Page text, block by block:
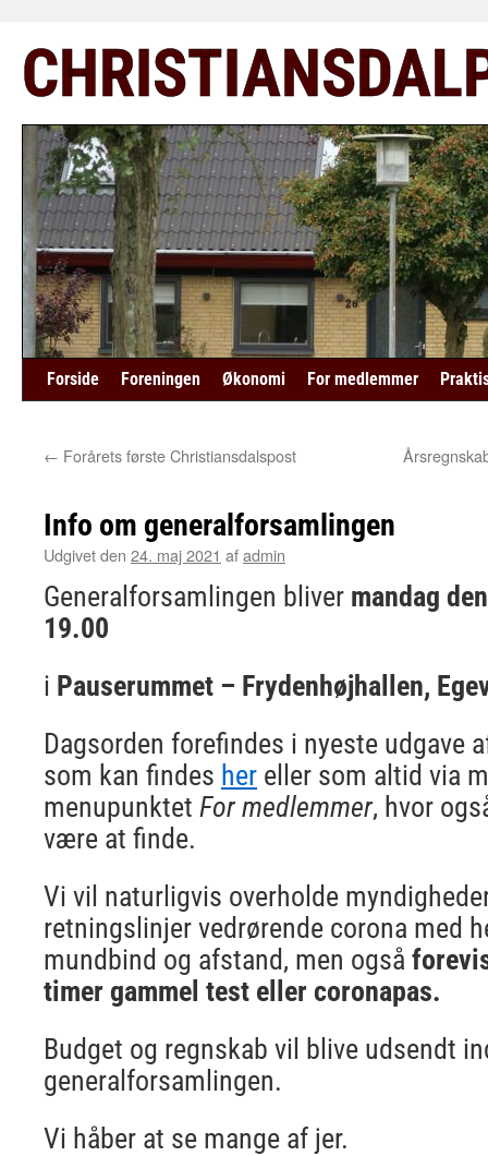
til
indhold
Forside Foreningen Økonomi For medlemmer
← Forårets første Christiansdalspost
Info om generalforsamlingen
Udgivet den 24. maj 2021 afadmin
Generalforsamlingen bliver mandag
19.00
i Pauserummet – Frydenhøjhallen,
Dagsorden forefindes i nyeste udgave
som kan findes her eller som altid via
menupunktet For medlemmer, hvor
være at finde.
Vi vil naturligvis overholde
retningslinjer vedrørende corona med
mundbind og afstand, men også
timer gammel test eller coronapas.
Budget og regnskab vil blive udsendt
generalforsamlingen.
Vi håber at se mange af jer.